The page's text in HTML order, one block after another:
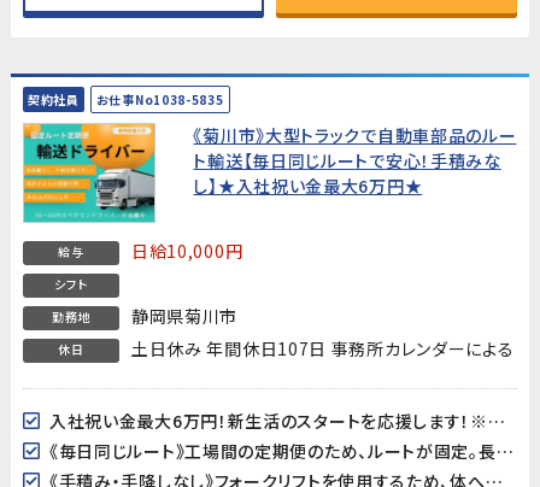
契約社員 お仕事No1038-5835
《菊川市》大型トラックで自動車部品のルー
ト輸送【毎日同じルートで安心！手積みな
し】★入社祝い金最大6万円★
給与 日給10,000円
シフト
勤務地
静岡県菊川市
休日 土日休み 年間休日107日 事務所カレンダーによる
入社祝い金最大6万円！新生活のスタートを応援します！※支給規定あり
《毎日同じルート》工場間の定期便のため、ルートが固定。長距離・不規則な運行はありません♪
《手積み・手降しなし》フォークリフトを使用するため、体への負担が少なく長く働けます！